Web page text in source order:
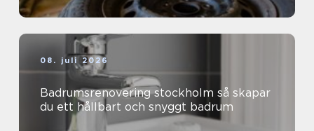
08. juli 2026
Badrumsrenovering stockholm så skapar
du ett hållbart och snyggt badrum